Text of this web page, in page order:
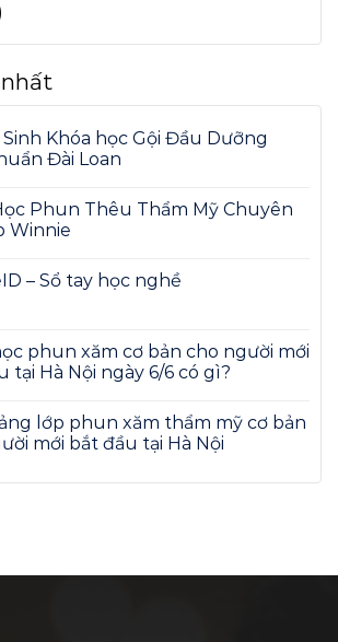
Khóa học Gội Đầu Dưỡng
Đài Loan
Phun Thêu Thẩm Mỹ Chuyên
Winnie
– Sổ tay học nghề
phun xăm cơ bản cho người mới
tại Hà Nội ngày 6/6 có gì?
lớp phun xăm thẩm mỹ cơ bản
mới bắt đầu tại Hà Nội